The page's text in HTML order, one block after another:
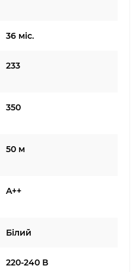
36 міс.
233
350
50 м
A++
Білий
220-240 В